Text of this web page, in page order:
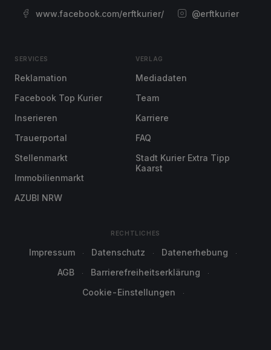
www.facebook.com/erftkurier/ @erftkurier
SERVICES
Reklamation
Facebook Top Kurier
Inserieren
Trauerportal
Stellenmarkt
Immobilienmarkt
AZUBI NRW
VERLAG
Mediadaten
Team
Karriere
FAQ
Stadt Kurier Extra Tipp
Kaarst
RECHTLICHES
Impressum Datenschutz
Datenerhebung
AGB
Barrierefreiheitserklärung
Cookie-Einstellungen